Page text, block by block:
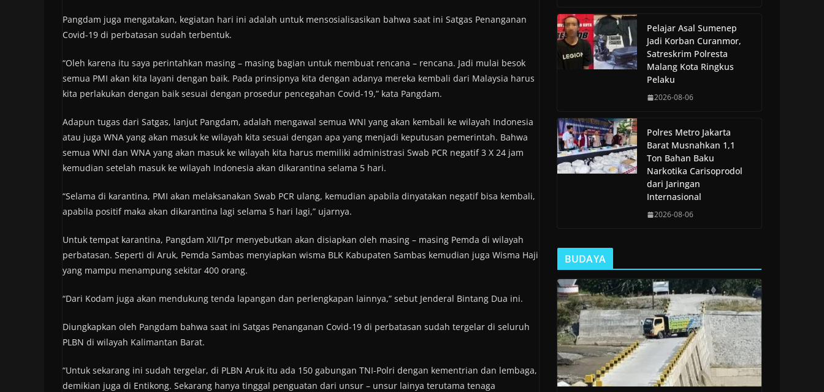
Pangdam juga mengatakan, kegiatan hari ini adalah untuk mensosialisasikan bahwa saat ini Satgas Penanganan
Covid-19 di perbatasan sudah terbentuk.
“Oleh karena itu saya perintahkan masing – masing bagian untuk membuat rencana – rencana. Jadi mulai besok
semua PMI akan kita layani dengan baik. Pada prinsipnya kita dengan adanya mereka kembali dari Malaysia harus
kita perlakukan dengan baik sesuai dengan prosedur pencegahan Covid-19,” kata Pangdam.
Adapun tugas dari Satgas, lanjut Pangdam, adalah mengawal semua WNI yang akan kembali ke wilayah Indonesia
atau juga WNA yang akan masuk ke wilayah kita sesuai dengan apa yang menjadi keputusan pemerintah. Bahwa
semua WNI dan WNA yang akan masuk ke wilayah kita harus memiliki administrasi Swab PCR negatif 3 X 24 jam
kemudian setelah masuk ke wilayah Indonesia akan dikarantina selama 5 hari.
“Selama di karantina, PMI akan melaksanakan Swab PCR ulang, kemudian apabila dinyatakan negatif bisa kembali,
apabila positif maka akan dikarantina lagi selama 5 hari lagi,” ujarnya.
Untuk tempat karantina, Pangdam XII/Tpr menyebutkan akan disiapkan oleh masing – masing Pemda di wilayah
perbatasan. Seperti di Aruk, Pemda Sambas menyiapkan wisma BLK Kabupaten Sambas kemudian juga Wisma Haji
yang mampu menampung sekitar 400 orang.
“Dari Kodam juga akan mendukung tenda lapangan dan perlengkapan lainnya,” sebut Jenderal Bintang Dua ini.
Diungkapkan oleh Pangdam bahwa saat ini Satgas Penanganan Covid-19 di perbatasan sudah tergelar di seluruh
PLBN di wilayah Kalimantan Barat.
“Untuk sekarang ini sudah tergelar, di PLBN Aruk itu ada 150 gabungan TNI-Polri dengan kementrian dan lembaga,
demikian juga di Entikong. Sekarang hanya tinggal penguatan dari unsur – unsur lainya terutama tenaga
Pelajar Asal Sumenep
Jadi Korban Curanmor,
Satreskrim Polresta
Malang Kota Ringkus
Pelaku
2026-08-06
Polres Metro Jakarta
Barat Musnahkan 1,1
Ton Bahan Baku
Narkotika Carisoprodol
dari Jaringan
Internasional
2026-08-06
BUDAYA